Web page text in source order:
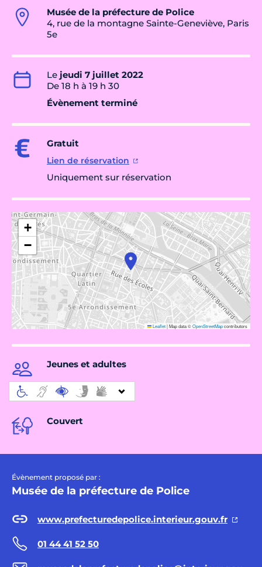
Musée de la préfecture de Police
4, rue de la montagne Sainte-Geneviève, Paris
5e
Le jeudi 7 juillet 2022
De 18 h à 19 h 30
Évènement terminé
Gratuit
Lien de réservation
Uniquement sur réservation
+
−
Leaflet|Map data ©OpenStreetMapcontributors
Jeunes et adultes
Couvert
Évènement proposé par :
Musée de la préfecture de Police
www.prefecturedepolice.interieur.gouv.fr
01 44 41 52 50